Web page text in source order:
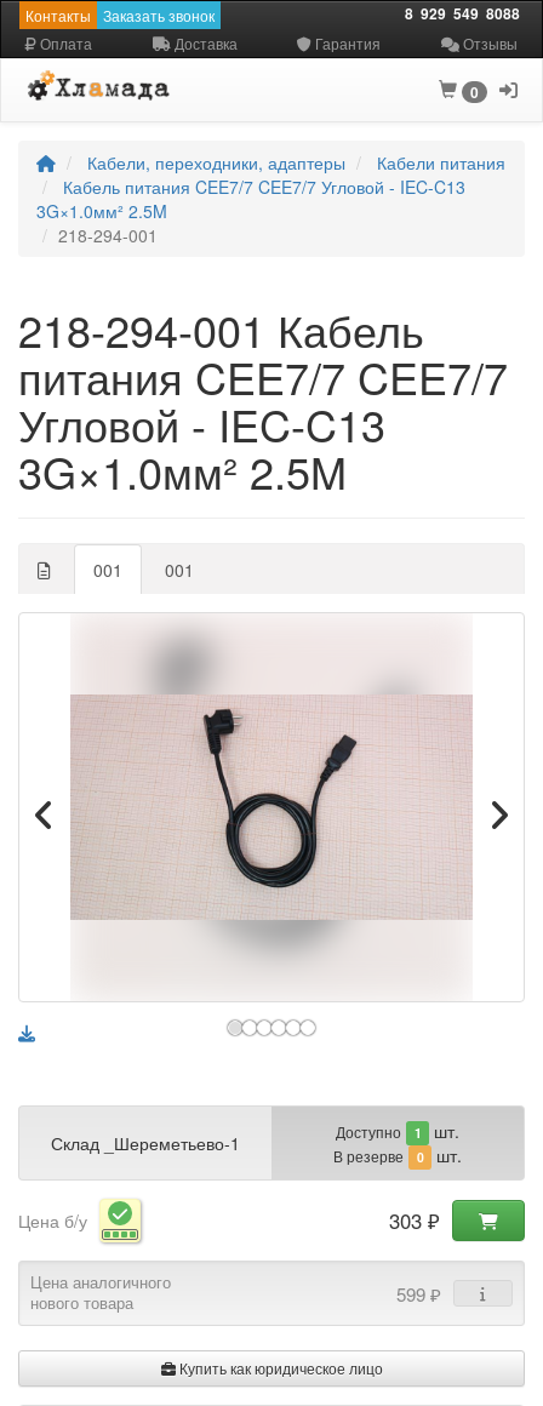
Контакты Заказать звонок 8 929 549 8088
Оплата Доставка Гарантия Отзывы
0
Кабели, переходники, адаптеры
Кабели питания
Кабель питания CEE7/7 CEE7/7 Угловой - IEC-C13
3G×1.0мм² 2.5M
218-294-001
218-294-001 Кабель
питания CEE7/7 CEE7/7
Угловой - IEC-C13
3G×1.0мм² 2.5M
001 001
Склад _Шереметьево-1 Доступно 1 шт.
В резерве 0 шт.
Цена б/у 303 ₽
Цена аналогичного
нового товара
599 ₽
Купить как юридическое лицо